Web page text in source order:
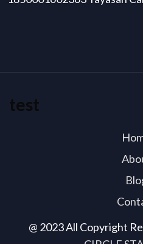
@ 2023 All Copyright
test